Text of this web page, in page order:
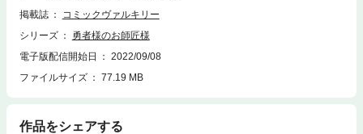
掲載誌
コミックヴァルキリー
シリーズ
勇者様のお師匠様
電子版配信開始日
2022/09/08
ファイルサイズ
77.19 MB
作品をシェアする